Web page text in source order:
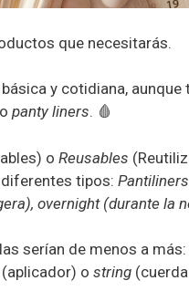
que necesitarás.
y cotidiana,
o panty liners. 🩸
o Reusables
tipos: Pantiliners
overnight (durante la
serían de menos a más:
(aplicador) o string